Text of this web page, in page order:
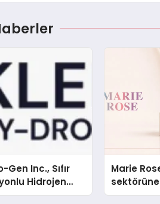
Inc., Sıfır
Hidrojen
ISO ve
Marie